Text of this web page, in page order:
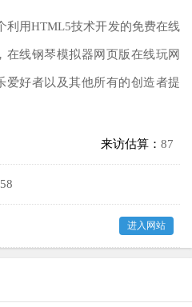
利用HTML5技术开发的免费在线
线钢琴模拟器网页版在线玩网
爱好者以及其他所有的创造者提
来访估算： 87
进入网站